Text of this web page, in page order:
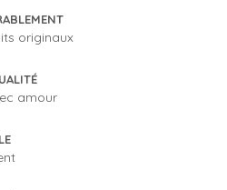
originaux
amour